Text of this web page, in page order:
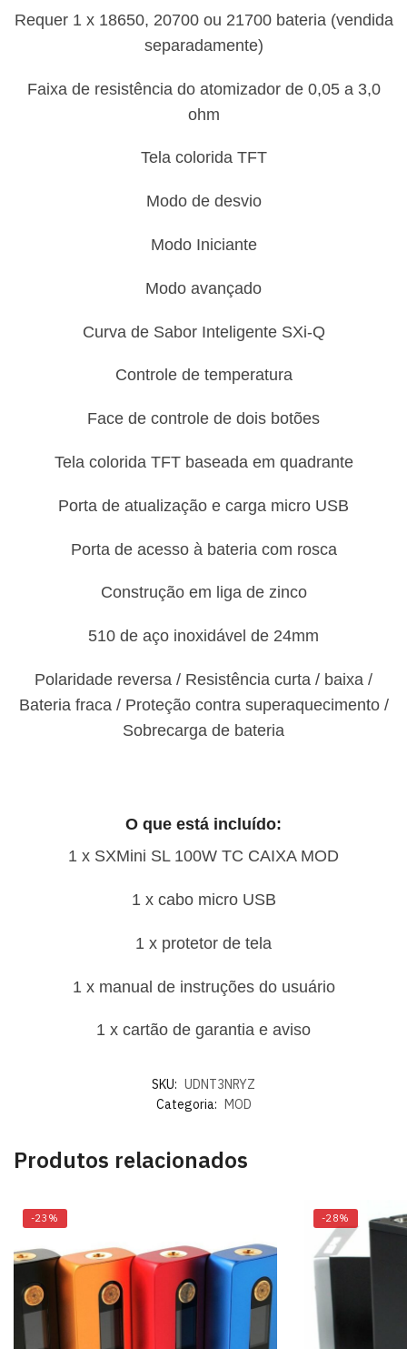
Requer 1 x 18650, 20700 ou 21700 bateria (vendida
separadamente)
Faixa de resistência do atomizador de 0,05 a 3,0
ohm
Tela colorida TFT
Modo de desvio
Modo Iniciante
Modo avançado
Curva de Sabor Inteligente SXi-Q
Controle de temperatura
Face de controle de dois botões
Tela colorida TFT baseada em quadrante
Porta de atualização e carga micro USB
Porta de acesso à bateria com rosca
Construção em liga de zinco
510 de aço inoxidável de 24mm
Polaridade reversa / Resistência curta / baixa /
Bateria fraca / Proteção contra superaquecimento /
Sobrecarga de bateria
O que está incluído:
1 x SXMini SL 100W TC CAIXA MOD
1 x cabo micro USB
1 x protetor de tela
1 x manual de instruções do usuário
1 x cartão de garantia e aviso
SKU: UDNT3NRYZ
Categoria: MOD
Produtos relacionados
-23% -28%